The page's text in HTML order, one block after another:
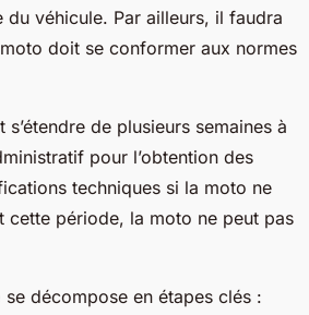
du véhicule. Par ailleurs, il faudra
doit se conformer aux normes
de plusieurs semaines à
pour l’obtention des
techniques si la moto ne
cette période, la moto ne peut pas
se décompose en étapes clés :